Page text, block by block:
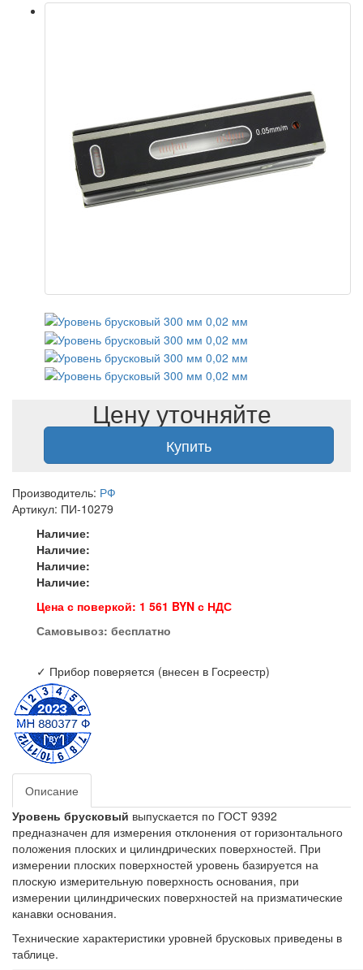
Цену уточняйте
Купить
Производитель: РФ
Артикул: ПИ-10279
Наличие:
Наличие:
Наличие:
Наличие:
Цена с поверкой: 1 561 BYN с НДС
Самовывоз: бесплатно
✓ Прибор поверяется (внесен в Госреестр)
Описание
Уровень брусковый выпускается по ГОСТ 9392
предназначен для измерения отклонения от горизонтального
положения плоских и цилиндрических поверхностей. При
измерении плоских поверхностей уровень базируется на
плоскую измерительную поверхность основания, при
измерении цилиндрических поверхностей на призматические
канавки основания.
Технические характеристики уровней брусковых приведены в
таблице.